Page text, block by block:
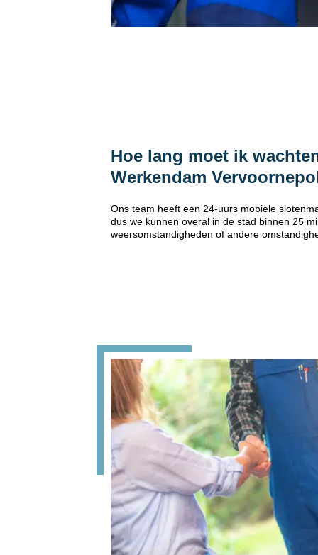
Hoe lang moet ik
Werkendam
Ons team heeft een 24-uurs mobiele
dus we kunnen overal in de stad binnen 25
weersomstandigheden of andere